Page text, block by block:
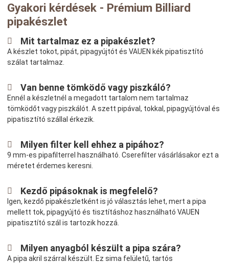
Gyakori kérdések - Prémium Billiard
pipakészlet
Mit tartalmaz ez a pipakészlet?
A készlet tokot, pipát, pipagyújtót és VAUEN kék pipatisztító
szálat tartalmaz.
Van benne tömködő vagy piszkáló?
Ennél a készletnél a megadott tartalom nem tartalmaz
tömködőt vagy piszkálót. A szett pipával, tokkal, pipagyújtóval és
pipatisztító szállal érkezik.
Milyen filter kell ehhez a pipához?
9 mm-es pipafilterrel használható. Cserefilter vásárlásakor ezt a
méretet érdemes keresni.
Kezdő pipásoknak is megfelelő?
Igen, kezdő pipakészletként is jó választás lehet, mert a pipa
mellett tok, pipagyújtó és tisztításhoz használható VAUEN
pipatisztító szál is tartozik hozzá.
Milyen anyagból készült a pipa szára?
A pipa akril szárral készült. Ez sima felületű, tartós